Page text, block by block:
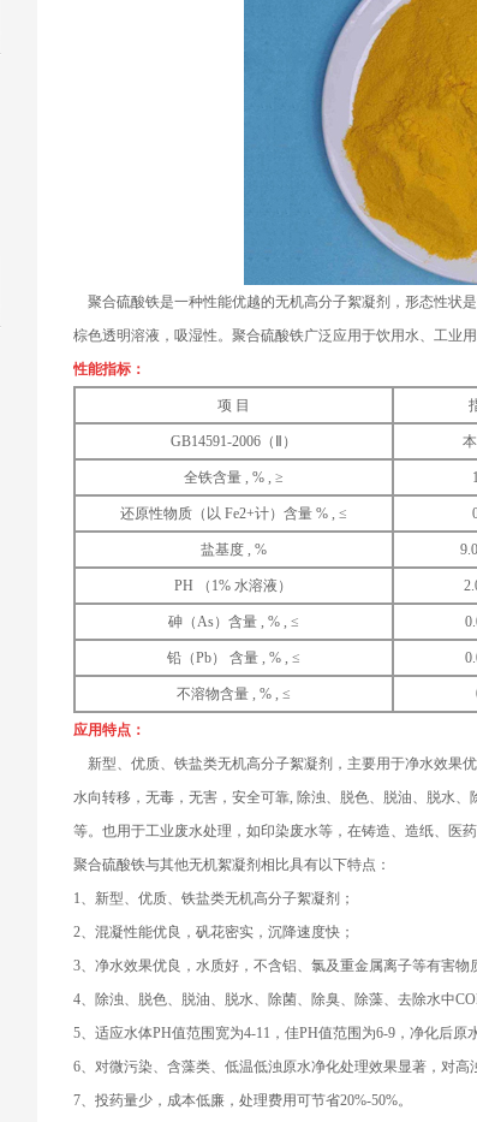
聚合硫酸铁是一种性能优越的无机高分子絮凝剂，形态性状
棕色透明溶液，吸湿性。聚合硫酸铁广泛应用于饮用水、工业
性能指标：
项 目
GB14591-2006（Ⅱ）
全铁含量 , % , ≥
还原性物质（以 Fe2+计）含量 % , ≤
盐基度 , %
PH （1% 水溶液）
砷（As）含量 , % , ≤
铅（Pb） 含量 , % , ≤
不溶物含量 , % , ≤
应用特点：
新型、优质、铁盐类无机高分子絮凝剂，主要用于净水效果
水向转移，无毒，无害，安全可靠, 除浊、脱色、脱油、脱水
等。也用于工业废水处理，如印染废水等，在铸造、造纸、医
聚合硫酸铁与其他无机絮凝剂相比具有以下特点：
1、新型、优质、铁盐类无机高分子絮凝剂；
2、混凝性能优良，矾花密实，沉降速度快；
3、净水效果优良，水质好，不含铝、氯及重金属离子等有害
4、除浊、脱色、脱油、脱水、除菌、除臭、除藻、去除水中
5、适应水体PH值范围宽为4-11，佳PH值范围为6-9，净化后
6、对微污染、含藻类、低温低浊原水净化处理效果显著，对高
7、投药量少，成本低廉，处理费用可节省20%-50%。